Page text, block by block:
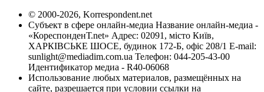
© 2000-2026, Korrespondent.net
Субъект в сфере онлайн-медиа Название онлайн-медиа -
«КореспонденТ.net» Адрес: 02091, місто Київ,
ХАРКІВСЬКЕ ШОСЕ, будинок 172-Б, офіс 208/1 E-mail:
sunlight@mediadim.com.ua Телефон: 044-205-43-00
Идентификатор медиа - R40-06068
Использование любых материалов, размещённых на
сайте, разрешается при условии ссылки на